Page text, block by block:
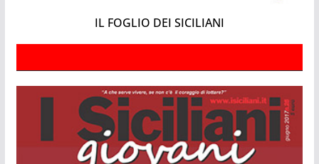
IL FOGLIO DEI SICILIANI